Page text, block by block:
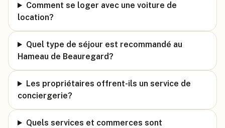
Comment se loger avec une voiture de
location?
Quel type de séjour est recommandé au
Hameau de Beauregard?
Les propriétaires offrent-ils un service de
conciergerie?
Quels services et commerces sont